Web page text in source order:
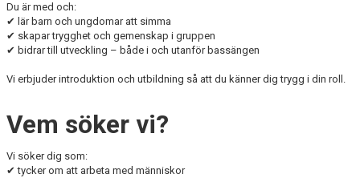
Du är med och:
✔ lär barn och ungdomar att simma
✔ skapar trygghet och gemenskap i gruppen
✔ bidrar till utveckling – både i och utanför bassängen
Vi erbjuder introduktion och utbildning så att du känner dig trygg i din roll.
Vem söker vi?
Vi söker dig som:
✔ tycker om att arbeta med människor